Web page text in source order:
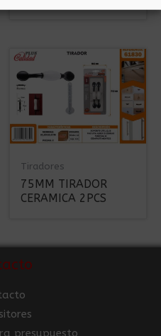
Tiradores
75MM TIRADOR
CERAMICA 2PCS
presupuesto